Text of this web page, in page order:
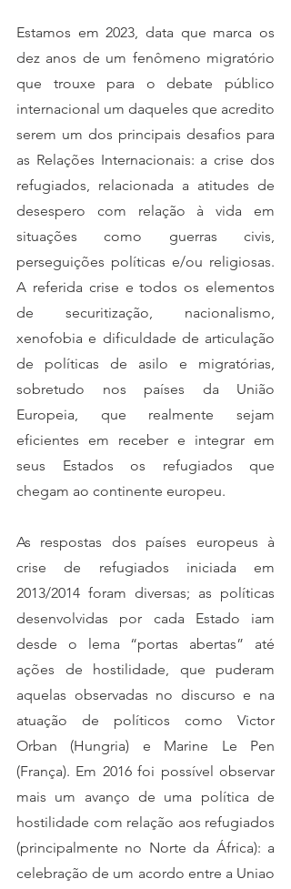
Estamos em 2023, data que marca os
dez anos de um fenômeno migratório
que trouxe para o debate público
internacional um daqueles que acredito
serem um dos principais desafios para
as Relações Internacionais: a crise dos
refugiados, relacionada a atitudes de
desespero com relação à vida em
situações como guerras civis,
perseguições políticas e/ou religiosas.
A referida crise e todos os elementos
de securitização, nacionalismo,
xenofobia e dificuldade de articulação
de políticas de asilo e migratórias,
sobretudo nos países da União
Europeia, que realmente sejam
eficientes em receber e integrar em
seus Estados os refugiados que
chegam ao continente europeu.
As respostas dos países europeus à
crise de refugiados iniciada em
2013/2014 foram diversas; as políticas
desenvolvidas por cada Estado iam
desde o lema “portas abertas” até
ações de hostilidade, que puderam
aquelas observadas no discurso e na
atuação de políticos como Victor
Orban (Hungria) e Marine Le Pen
(França). Em 2016 foi possível observar
mais um avanço de uma política de
hostilidade com relação aos refugiados
(principalmente no Norte da África): a
celebração de um acordo entre a Uniao